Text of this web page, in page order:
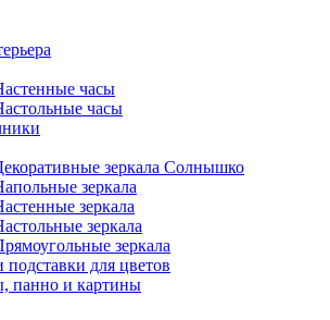
часы
часы
зеркала Солнышко
зеркала
зеркала
зеркала
зеркала
для цветов
панно и картины